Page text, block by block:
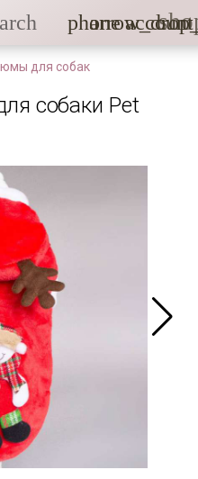
phone
для собак
собаки Pet